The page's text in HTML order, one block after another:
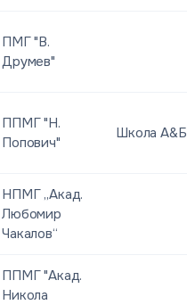
ПМГ "В.
Друмев"
ППМГ "Н.
Попович"
Школа А&Б
НПМГ „Акад.
Любомир
Чакалов“
ППМГ "Акад.
Никола